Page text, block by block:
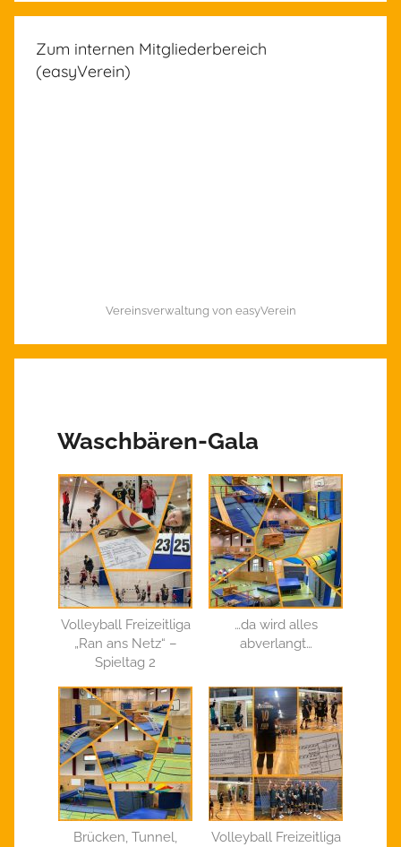
Zum internen Mitgliederbereich
(easyVerein)
Vereinsverwaltung von easyVerein
Waschbären-Gala
Volleyball Freizeitliga
„Ran ans Netz“ –
Spieltag 2
…da wird alles
abverlangt…
Brücken, Tunnel,
Volleyball Freizeitliga